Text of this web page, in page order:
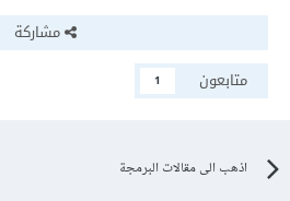
مشاركة
متابعون
1
اذهب الى مقالات البرمجة